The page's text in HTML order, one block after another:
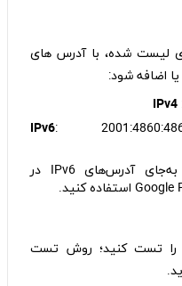
لیست شده، با آدرس های
IPv4
IPv6:
: می‌توانید به‌جای آدرس‌های IPv6 در
را تست کنید؛ روش تست